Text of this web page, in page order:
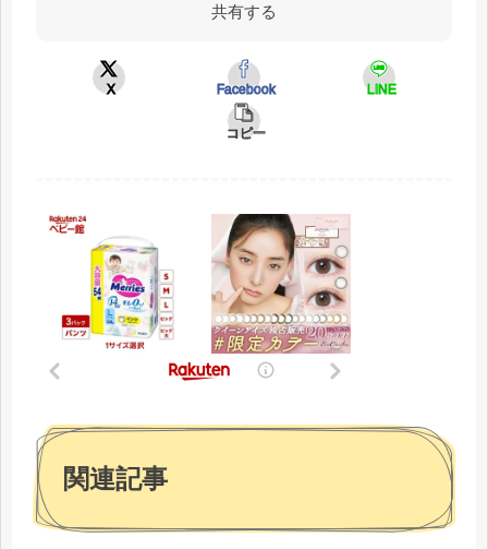
共有する
X Facebook LINE
コピー
関連記事